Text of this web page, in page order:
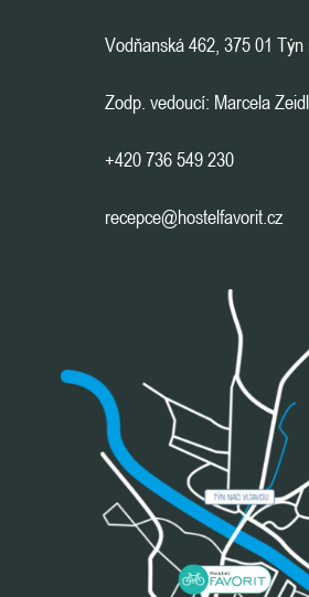
Vodňanská 462, 375 01
Zodp. vedoucí: Marcela
+420 736 549 230
recepce@hostelfavorit.cz